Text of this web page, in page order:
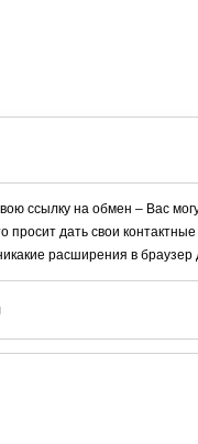
ссылку на обмен – Вас
просит дать свои
расширения в